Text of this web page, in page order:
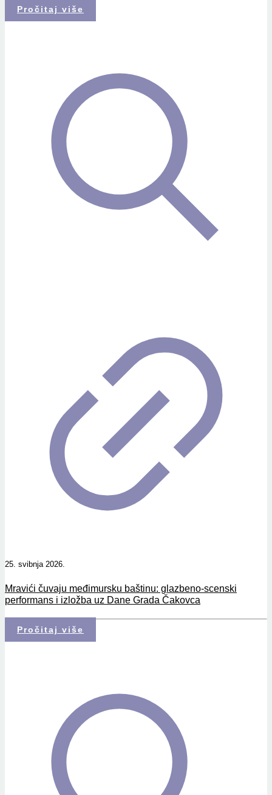
Pročitaj više
25. svibnja 2026.
Mravići čuvaju međimursku baštinu: glazbeno-scenski
performans i izložba uz Dane Grada Čakovca
Pročitaj više